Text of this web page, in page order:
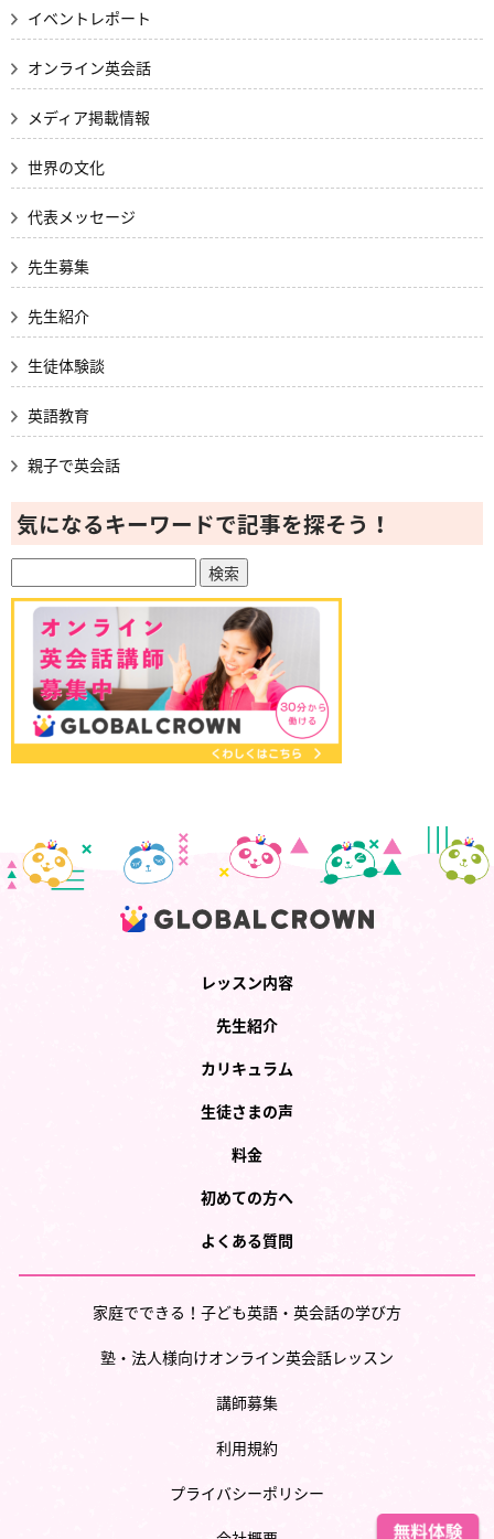
イベントレポート
オンライン英会話
メディア掲載情報
世界の文化
代表メッセージ
先生募集
先生紹介
生徒体験談
英語教育
親子で英会話
気になるキーワードで記事を探そう！
レッスン内容
先生紹介
カリキュラム
生徒さまの声
料金
初めての方へ
よくある質問
家庭でできる！子ども英語・英会話の学び方
塾・法人様向けオンライン英会話レッスン
講師募集
利用規約
プライバシーポリシー